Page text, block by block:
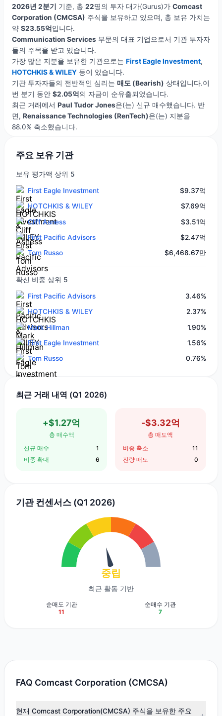
2026년 2분기 기준, 총 22명의 투자 대가(Gurus)가 Comcast
Corporation (CMCSA) 주식을 보유하고 있으며, 총 보유 가치는
약 $23.55억 입니다.
Communication Services부문의 대표 기업으로서 기관 투자자
들의 주목을 받고 있습니다.
가장 많은 지분을 보유한 기관으로는 First Eagle Investment,
HOTCHKIS & WILEY등이 있습니다.
기관 투자자들의 전반적인 심리는 매도 (Bearish) 상태입니다.이
번 분기 동안 $2.05억 의 자금이 순유출되었습니다.
최근 거래에서 Paul Tudor Jones은(는) 신규 매수했습니다. 반
면, Renaissance Technologies (RenTech)은(는) 지분을
88.0% 축소했습니다.
주요 보유 기관
보유 평가액 상위 5
First Eagle Investment
$9.37억
HOTCHKIS & WILEY
$7.69억
Cliff Asness
$3.51억
First Pacific Advisors
$2.47억
Tom Russo
$6,468.67만
확신 비중 상위 5
First Pacific Advisors
3.46%
HOTCHKIS & WILEY
2.37%
Mark Hillman
1.90%
First Eagle Investment
1.56%
Tom Russo
0.76%
최근 거래 내역 (Q1 2026)
+$1.27억
총 매수액
신규 매수
1
비중 확대
6
-$3.32억
총 매도액
비중 축소
11
전량 매도
0
기관 컨센서스 (Q1 2026)
중립
최근 활동 기반
순매도 기관
11
순매수 기관
7
FAQ Comcast Corporation (CMCSA)
현재 Comcast Corporation(CMCSA) 주식을 보유한 주요